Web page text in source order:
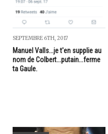
SEPTEMBRE 6TH, 2017
Manuel Valls...je t'en supplie au
nom de Colbert...putain...ferme
ta Gaule.